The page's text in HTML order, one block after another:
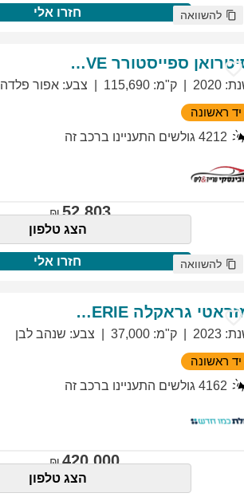
חזרו אלי להשוואה
ספייסטורר EXCLUSIVE
:
2020 ק"מ:
115,690 צבע: אפור פלדה
יד ראשונה
4212 גולשים התעניינו ברכב זה
52,803
הצג טלפון
חזרו אלי להשוואה
גראקלה PRIMASERIE
:
2023 ק"מ:
37,000 צבע: שנהב לבן
יד ראשונה
4162 גולשים התעניינו ברכב זה
420,000
הצג טלפון